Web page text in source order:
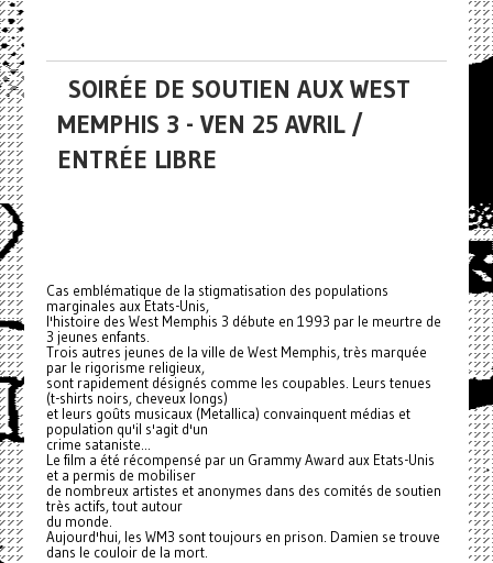
SOIRÉE DE SOUTIEN AUX WEST
MEMPHIS 3 - VEN 25 AVRIL /
ENTRÉE LIBRE
Cas emblématique de la stigmatisation des populations
marginales aux Etats-Unis,
l'histoire des West Memphis 3 débute en 1993 par le meurtre de
3 jeunes enfants.
Trois autres jeunes de la ville de West Memphis, très marquée
par le rigorisme religieux,
sont rapidement désignés comme les coupables. Leurs tenues
(t-shirts noirs, cheveux longs)
et leurs goûts musicaux (Metallica) convainquent médias et
population qu'il s'agit d'un
crime sataniste...
Le film a été récompensé par un Grammy Award aux Etats-Unis
et a permis de mobiliser
de nombreux artistes et anonymes dans des comités de soutien
très actifs, tout autour
du monde.
Aujourd'hui, les WM3 sont toujours en prison. Damien se trouve
dans le couloir de la mort.